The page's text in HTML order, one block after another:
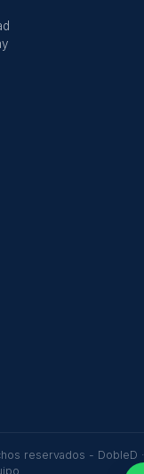
reservados - DobleD ·